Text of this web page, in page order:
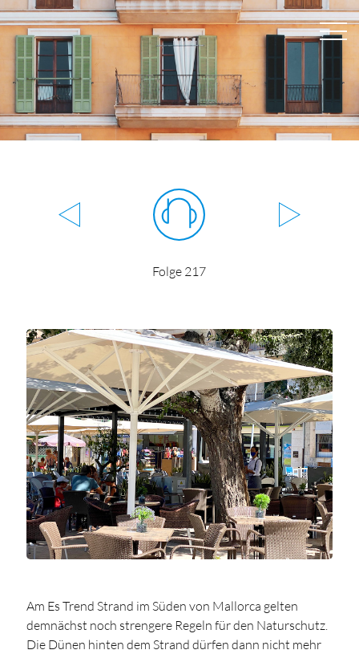
Folge 217
Am Es Trend Strand im Süden von Mallorca gelten
demnächst noch strengere Regeln für den Naturschutz.
Die Dünen hinten dem Strand dürfen dann nicht mehr